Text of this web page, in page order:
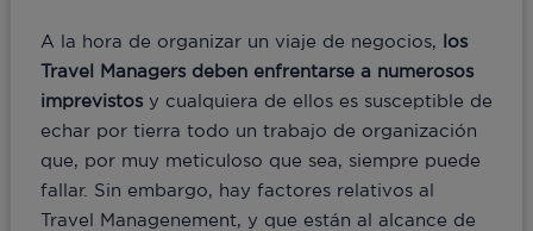
A la hora de organizar un viaje de negocios, los
Travel Managers deben enfrentarse a numerosos
imprevistosy cualquiera de ellos es susceptible de
echar por tierra todo un trabajo de organización
que, por muy meticuloso que sea, siempre puede
fallar. Sin embargo, hay factores relativos al
Travel Managenement, y que están al alcance de